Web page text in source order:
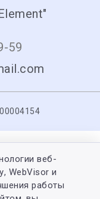
59
веб-
WebVisor и
работы